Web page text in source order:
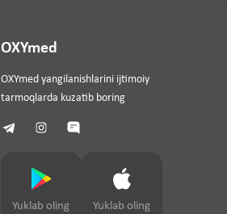
OXYmed
OXYmed yangilanishlarini ijtimoiy
tarmoqlarda kuzatib boring
Yuklab oling
Yuklab oling